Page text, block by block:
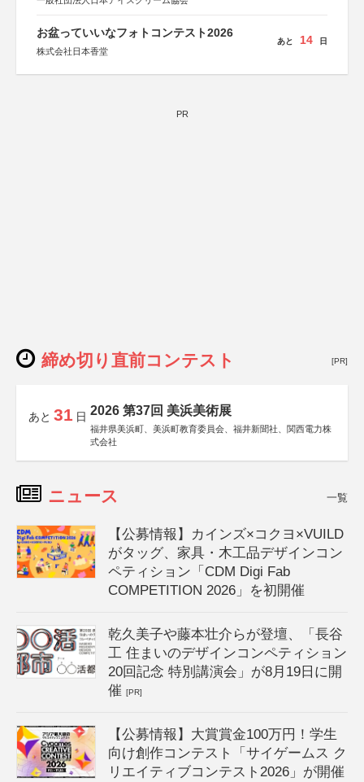
お盆っていいなフォトコンテスト2026
株式会社日本香堂
あと 14 日
PR
締め切り直前コンテスト [PR]
あと 31 日 2026 第37回 美浜美術展
福井県美浜町、美浜町教育委員会、福井新聞社、関西電力株
式会社
ニュース 一覧
【公募情報】カインズ×コクヨ×VUILD
がタッグ、家具・木工品デザインコン
ペティション「CDM Digi Fab
COMPETITION 2026」を初開催
乾久美子や藤本壮介らが登壇、「長谷
工 住まいのデザインコンペティション
20回記念 特別講演会」が8月19日に開
催[PR]
【公募情報】大賞賞金100万円！学生
向け創作コンテスト「サイゲームス ク
リエイティブコンテスト2026」が開催